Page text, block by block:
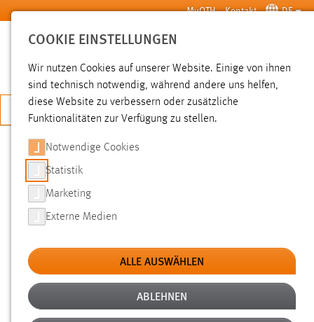
Zum Hauptinhalt springen MyOTH Kontakt DE
SUCHE
JETZT BEWERBEN
SUCHE
FILTER
Typ
Erstellungsdatum
COOKIE EINSTELLUNGEN
Wir nutzen Cookies auf unserer Website. Einige von ihnen
sind technisch notwendig, während andere uns helfen,
diese Website zu verbessern oder zusätzliche
Funktionalitäten zur Verfügung zu stellen.
Notwendige Cookies
Statistik
Marketing
Externe Medien
ALLE AUSWÄHLEN
ABLEHNEN